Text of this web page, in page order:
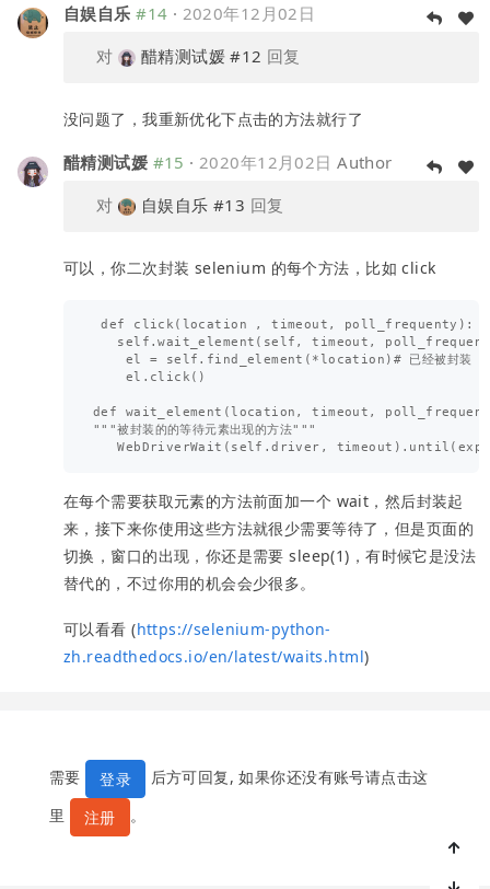
自娱自乐 #14 · 2020年12月02日
对
醋精测试媛 #12 回复
没问题了，我重新优化下点击的方法就行了
醋精测试媛 #15 ·2020年12月02日 Author
对
自娱自乐 #13 回复
可以，你二次封装 selenium 的每个方法，比如 click
def click(location , timeout, poll_frequenty):
self.wait_element(self, timeout,
    el = self.find_element(*location)# 已经被封装
    el.click()
def wait_element(location, timeout,
"""被封装的的等待元素出现的方法"""
在每个需要获取元素的方法前面加一个 wait，然后封装起
来，接下来你使用这些方法就很少需要等待了，但是页面的
切换，窗口的出现，你还是需要 sleep(1)，有时候它是没法
替代的，不过你用的机会会少很多。
可以看看 (https://selenium-python-
zh.readthedocs.io/en/latest/waits.html)
需要 登录
后方可回复, 如果你还没有账号请点击这
里
注册 。